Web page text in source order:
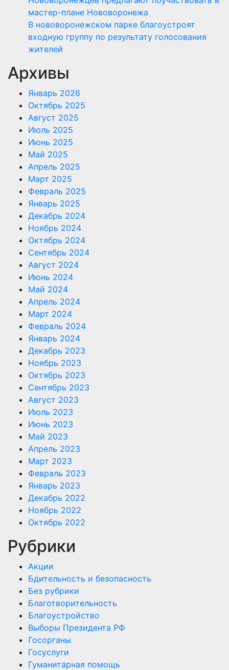
мастер-плане Нововоронежа
В нововоронежском парке благоустроят
входную группу по результату голосования
жителей
Архивы
Январь 2026
Октябрь 2025
Август 2025
Июль 2025
Июнь 2025
Май 2025
Апрель 2025
Март 2025
Февраль 2025
Январь 2025
Декабрь 2024
Ноябрь 2024
Октябрь 2024
Сентябрь 2024
Август 2024
Июнь 2024
Май 2024
Апрель 2024
Март 2024
Февраль 2024
Январь 2024
Декабрь 2023
Ноябрь 2023
Октябрь 2023
Сентябрь 2023
Август 2023
Июль 2023
Июнь 2023
Май 2023
Апрель 2023
Март 2023
Февраль 2023
Январь 2023
Декабрь 2022
Ноябрь 2022
Октябрь 2022
Рубрики
Акции
Бдительность и безопасность
Без рубрики
Благотворительность
Благоустройство
Выборы Президента РФ
Госорганы
Госуслуги
Гуманитарная помощь